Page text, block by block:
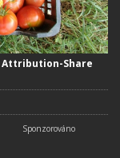
Attribution-Share